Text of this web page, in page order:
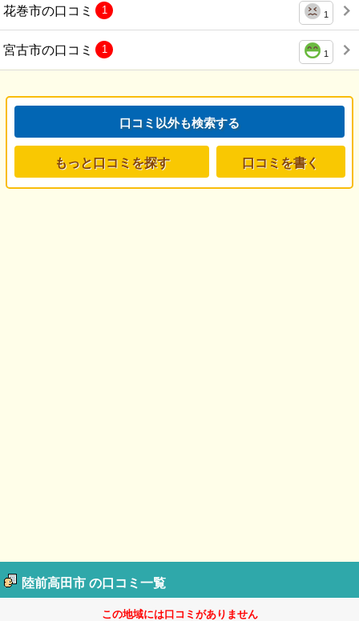
花巻市の口コミ 1
1
宮古市の口コミ 1
1
口コミ以外も検索する
もっと口コミを探す 口コミを書く
陸前高田市 の口コミ一覧
この地域には口コミがありません